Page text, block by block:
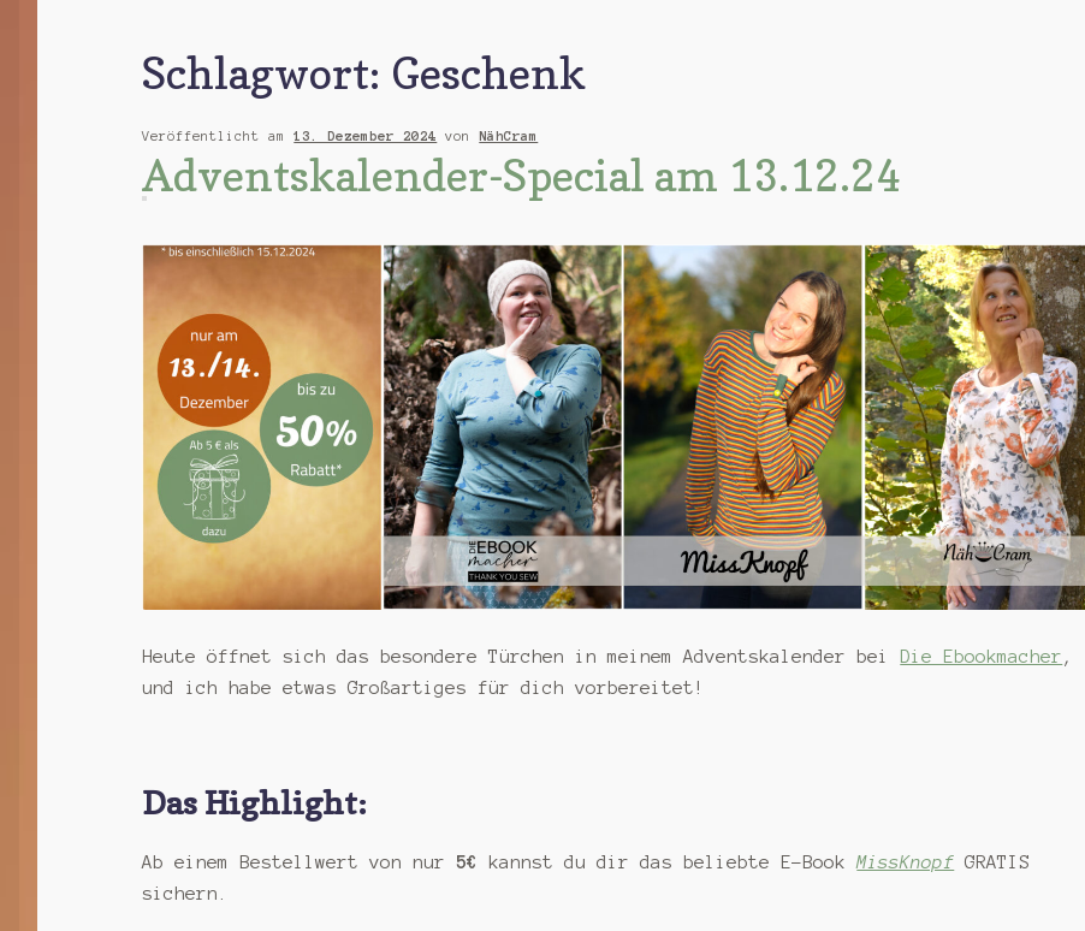
Schlagwort: Geschenk
Veröffentlicht am13. Dezember 2024 vonNähCram
Adventskalender-Special am 13.12.24
Heute öffnet sich das besondere Türchen in meinem Adventskalender bei Die Ebookmacher ,
und ich habe etwas Großartiges für dich vorbereitet!
Das Highlight:
Ab einem Bestellwert von nur5€ kannst du dir das beliebte E-BookMissKnopf GRATIS
sichern.